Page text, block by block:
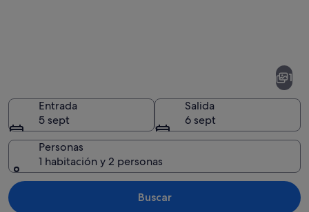
Una playa con aguas turquesas
1
Entrada
5 sept
Salida
6 sept
Personas
1 habitación y 2 personas
Buscar